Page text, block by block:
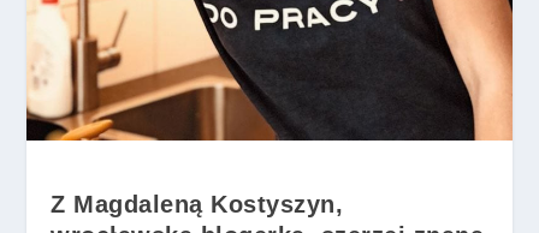
Z Magdaleną Kostyszyn,